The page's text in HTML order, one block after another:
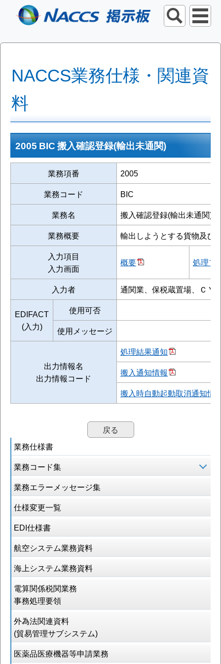
NACCS業務仕様・関連資
料
業務仕様書
業務コード集
業務エラーメッセージ集
仕様変更一覧
EDI仕様書
航空システム業務資料
海上システム業務資料
電算関係税関業務
事務処理要領
外為法関連資料
(貿易管理サブシステム)
医薬品医療機器等申請業務
2005 BIC 搬入確認登録(輸出未通関)
業務項番
2005
業務コード
BIC
業務名
搬入確認登録(輸出未通関)
業務概要
輸出しようとする貨物及び
入力項目
入力画面
概要 処理フ
入力者 通関業、保税蔵置場、ＣＹ
EDIFACT
(入力)
使用可否
使用メッセージ
出力情報名
出力情報コード
処理結果通知
搬入通知情報
搬入時自動起動取消通知情
戻る